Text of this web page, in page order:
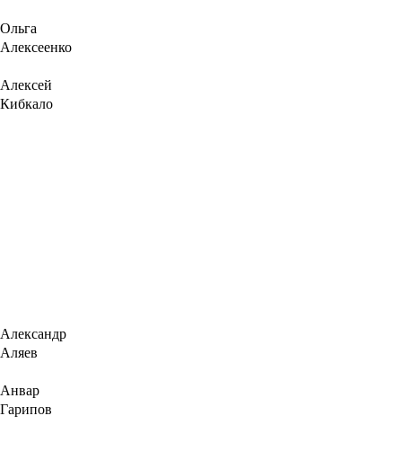
Ольга
Алексеенко
Алексей
Кибкало
Александр
Аляев
Анвар
Гарипов